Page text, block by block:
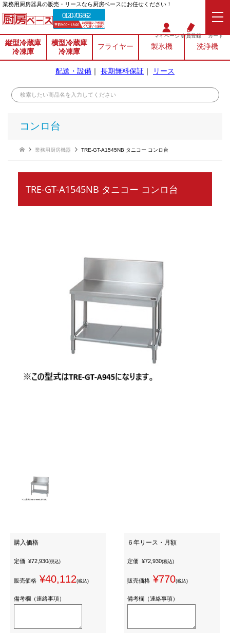
業務⽤厨房器具の販売・リースなら厨房ベースにお任せください！
0120-706-862
マイページ会員登録 カート
縦型冷蔵庫
冷凍庫
横型冷蔵庫
冷凍庫
フライヤー 製氷機 洗浄機
配送・設備 ｜ 長期無料保証 ｜ リース
コンロ台
業務用厨房機器 TRE-GT-A1545NB タニコー コンロ台
TRE-GT-A1545NB タニコー コンロ台
購入価格
定価 ¥72,930(税込)
販売価格 ¥40,112(税込)
備考欄（連絡事項）
６年リース・月額
定価 ¥72,930(税込)
販売価格 ¥770(税込)
備考欄（連絡事項）